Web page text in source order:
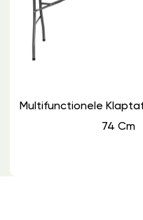
Multifunctionele
74 Cm